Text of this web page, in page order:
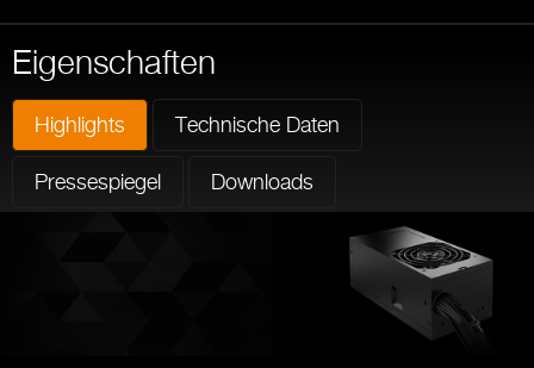
Eigenschaften
Highlights Technische Daten
Pressespiegel Downloads